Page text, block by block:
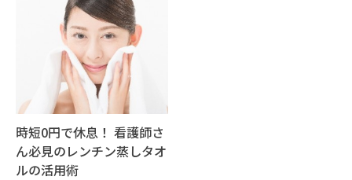
時短0円で休息！ 看護師さ
ん必見のレンチン蒸しタオ
ルの活用術